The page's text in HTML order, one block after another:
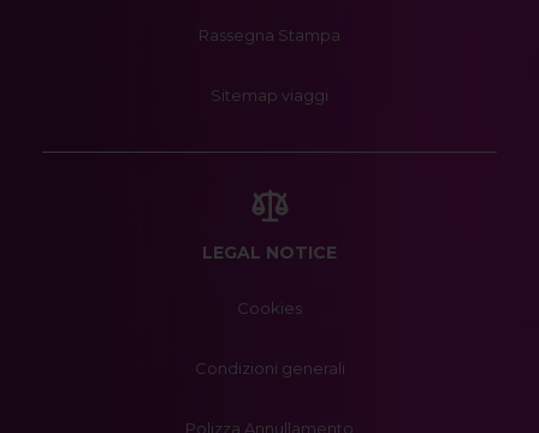
Rassegna Stampa
Sitemap viaggi
LEGAL NOTICE
Cookies
Condizioni generali
Polizza Annullamento